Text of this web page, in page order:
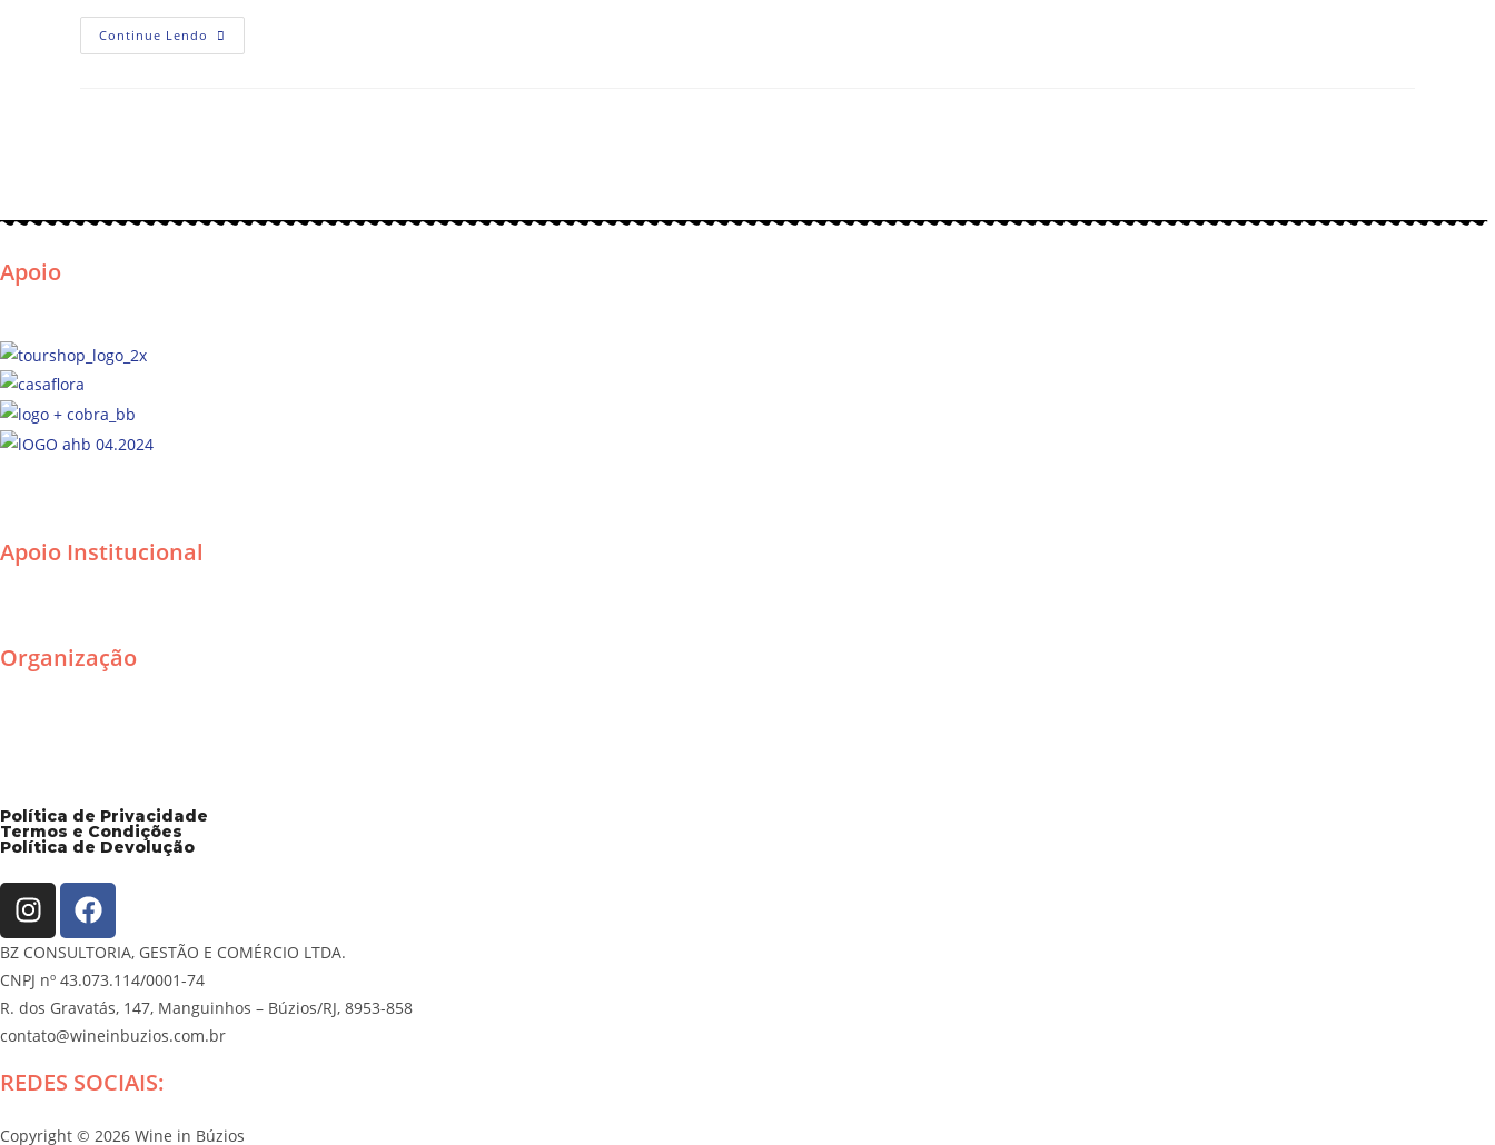
Continue Lendo
Apoio
Apoio Institucional
Organização
Política de Privacidade
Termos e Condições
Política de Devolução
BZ CONSULTORIA, GESTÃO E COMÉRCIO LTDA.
CNPJ nº 43.073.114/0001-74
R. dos Gravatás, 147, Manguinhos – Búzios/RJ, 8953-858
contato@wineinbuzios.com.br
REDES SOCIAIS:
Copyright © 2026 Wine in Búzios